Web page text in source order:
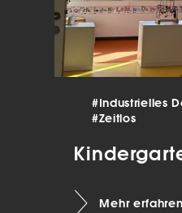
#Industrielles
#Zeitlos
Mehr erfahren